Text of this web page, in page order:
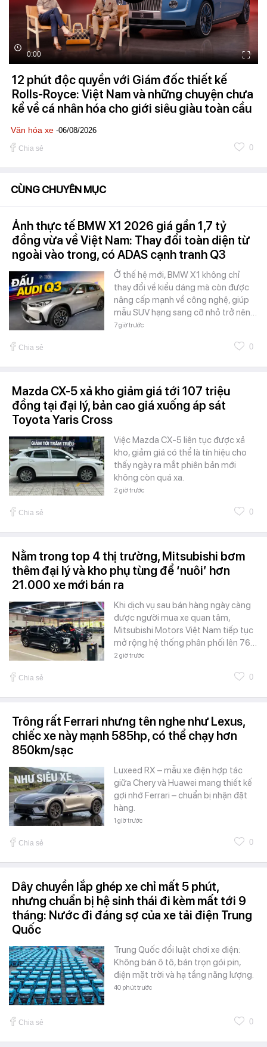
0:00
12 phút độc quyền với Giám đốc thiết kế
Rolls-Royce: Việt Nam và những chuyện chưa
kể về cá nhân hóa cho giới siêu giàu toàn cầu
Văn hóa xe -06/08/2026
Chia sẻ 0
CÙNG CHUYÊN MỤC
Ảnh thực tế BMW X1 2026 giá gần 1,7 tỷ
đồng vừa về Việt Nam: Thay đổi toàn diện từ
ngoài vào trong, có ADAS cạnh tranh Q3
Ở thế hệ mới, BMW X1 không chỉ
thay đổi về kiểu dáng mà còn được
nâng cấp mạnh về công nghệ, giúp
mẫu SUV hạng sang cỡ nhỏ trở nên…
7 giờ trước
Chia sẻ 0
Mazda CX-5 xả kho giảm giá tới 107 triệu
đồng tại đại lý, bản cao giá xuống áp sát
Toyota Yaris Cross
Việc Mazda CX-5 liên tục được xả
kho, giảm giá có thể là tín hiệu cho
thấy ngày ra mắt phiên bản mới
không còn quá xa.
2 giờ trước
Chia sẻ 0
Nằm trong top 4 thị trường, Mitsubishi bơm
thêm đại lý và kho phụ tùng để ‘nuôi’ hơn
21.000 xe mới bán ra
Khi dịch vụ sau bán hàng ngày càng
được người mua xe quan tâm,
Mitsubishi Motors Việt Nam tiếp tục
mở rộng hệ thống phân phối lên 76…
2 giờ trước
Chia sẻ 0
Trông rất Ferrari nhưng tên nghe như Lexus,
chiếc xe này mạnh 585hp, có thể chạy hơn
850km/sạc
Luxeed RX – mẫu xe điện hợp tác
giữa Chery và Huawei mang thiết kế
gợi nhớ Ferrari – chuẩn bị nhận đặt
hàng.
1 giờ trước
Chia sẻ 0
Dây chuyền lắp ghép xe chỉ mất 5 phút,
nhưng chuẩn bị hệ sinh thái đi kèm mất tới 9
tháng: Nước đi đáng sợ của xe tải điện Trung
Quốc
Trung Quốc đổi luật chơi xe điện:
Không bán ô tô, bán trọn gói pin,
điện mặt trời và hạ tầng năng lượng.
40 phút trước
Chia sẻ 0